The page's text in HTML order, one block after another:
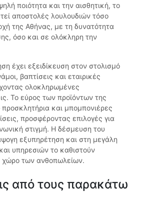
ποιότητα και την αισθητική, το
αποστολές λουλουδιών τόσο
της Αθήνας, με τη δυνατότητα
όσο και σε ολόκληρη την
έχει εξειδίκευση στον στολισμό
βαπτίσεις και εταιρικές
ολοκληρωμένες
Το εύρος των προϊόντων της
και μπομπονιέρες
προσφέροντας επιλογές για
στιγμή. Η δέσμευση του
εξυπηρέτηση και στη μεγάλη
υπηρεσιών το καθιστούν
χώρο των ανθοπωλείων.
από τους παρακάτω